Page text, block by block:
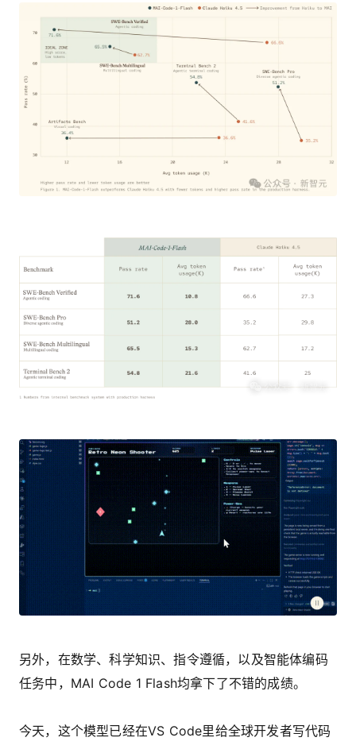
另外，在数学、科学知识、指令遵循，以及智能体编码
任务中，MAI Code 1 Flash均拿下了不错的成绩。
今天，这个模型已经在VS Code里给全球开发者写代码